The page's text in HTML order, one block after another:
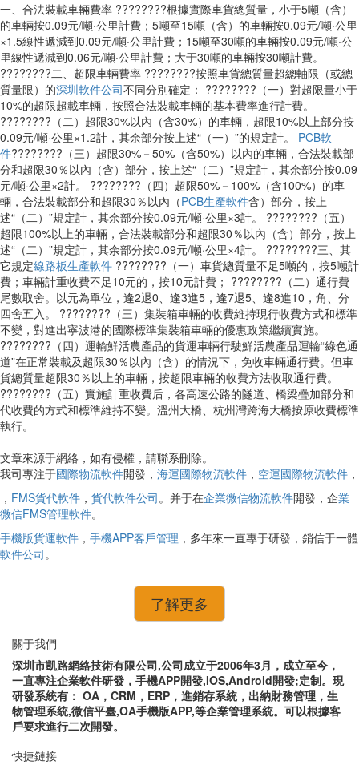
一、合法裝載車輛費率 ????????根據實際車貨總質量，小于5噸（含）
的車輛按0.09元/噸·公里計費；5噸至15噸（含）的車輛按0.09元/噸·公里
×1.5線性遞減到0.09元/噸·公里計費；15噸至30噸的車輛按0.09元/噸·公
里線性遞減到0.06元/噸·公里計費；大于30噸的車輛按30噸計費。
????????二、超限車輛費率 ????????按照車貨總質量超總軸限（或總
質量限）的深圳軟件公司不同分別確定： ????????（一）對超限量小于
10%的超限超載車輛，按照合法裝載車輛的基本費率進行計費。
????????（二）超限30%以內（含30%）的車輛，超限10%以上部分按
0.09元/噸·公里×1.2計，其余部分按上述“（一）”的規定計。 PCB軟
件????????（三）超限30%－50%（含50%）以內的車輛，合法裝載部
分和超限30％以內（含）部分，按上述“（二）”規定計，其余部分按0.09
元/噸·公里×2計。 ????????（四）超限50%－100%（含100%）的車
輛，合法裝載部分和超限30％以內（PCB生產軟件含）部分，按上
述“（二）”規定計，其余部分按0.09元/噸·公里×3計。 ????????（五）
超限100%以上的車輛，合法裝載部分和超限30％以內（含）部分，按上
述“（二）”規定計，其余部分按0.09元/噸·公里×4計。 ????????三、其
它規定線路板生產軟件 ????????（一）車貨總質量不足5噸的，按5噸計
費；車輛計重收費不足10元的，按10元計費； ????????（二）通行費
尾數取舍。以元為單位，逢2退0、逢3進5，逢7退5、逢8進10，角、分
四舍五入。 ????????（三）集裝箱車輛的收費維持現行收費方式和標準
不變，對進出寧波港的國際標準集裝箱車輛的優惠政策繼續實施。
????????（四）運輸鮮活農產品的貨運車輛行駛鮮活農產品運輸“綠色通
道”在正常裝載及超限30％以內（含）的情況下，免收車輛通行費。但車
貨總質量超限30％以上的車輛，按超限車輛的收費方法收取通行費。
????????（五）實施計重收費后，各高速公路的隧道、橋梁疊加部分和
代收費的方式和標準維持不變。溫州大橋、杭州灣跨海大橋按原收費標準
執行。
文章來源于網絡，如有侵權，請聯系刪除。
我司專注于國際物流軟件開發， 海運國際物流軟件 ， 空運國際物流軟件 ，
， FMS貨代軟件 ， 貨代軟件公司。并于在企業微信物流軟件開發，企業
微信FMS管理軟件。
手機版貨運軟件 ， 手機APP客戶管理 ，多年來一直專于研發，銷信于一體
軟件公司。
了解更多
關于我們
深圳市凱路網絡技術有限公司,公司成立于2006年3月，成立至今，
一直專注企業軟件研發，手機APP開發,IOS,Android開發;定制。現
研發系統有： OA，CRM，ERP，進銷存系統，出納財務管理，生
物管理系統,微信平臺,OA手機版APP,等企業管理系統。可以根據客
戶要求進行二次開發。
快捷鏈接